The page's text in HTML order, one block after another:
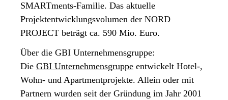
SMARTments-Familie. Das aktuelle
Projektentwicklungsvolumen der NORD
PROJECT beträgt ca. 590 Mio. Euro.
Über die GBI Unternehmensgruppe:
Die GBI Unternehmensgruppe entwickelt Hotel-,
Wohn- und Apartmentprojekte. Allein oder mit
Partnern wurden seit der Gründung im Jahr 2001